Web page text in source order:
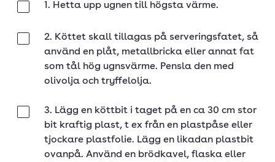
1. Hetta upp ugnen till högsta värme.
2. Köttet skall tillagas på serveringsfatet, så
använd en plåt, metallbricka eller annat fat
som tål hög ugnsvärme. Pensla den med
olivolja och tryffelolja.
3. Lägg en köttbit i taget på en ca 30 cm stor
bit kraftig plast, t ex från en plastpåse eller
tjockare plastfolie. Lägg en likadan plastbit
ovanpå. Använd en brödkavel, flaska eller